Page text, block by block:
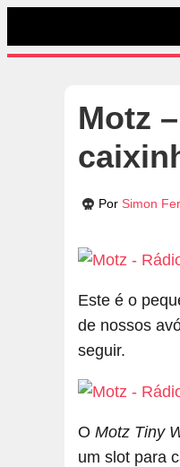
Motz
Por Simon
Este é o
de nossos
seguir.
O Motz Tiny
um slot para